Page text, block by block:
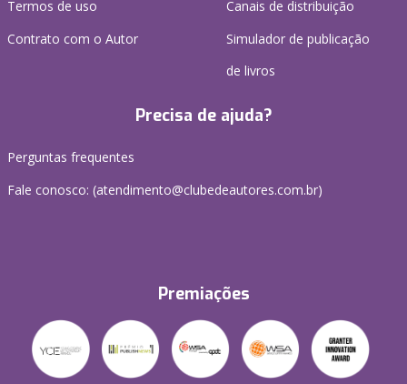
Termos de uso
Contrato com o Autor
Canais de distribuição
Simulador de publicação
de livros
Precisa de ajuda?
Perguntas frequentes
Fale conosco: (atendimento@clubedeautores.com.br)
Premiações